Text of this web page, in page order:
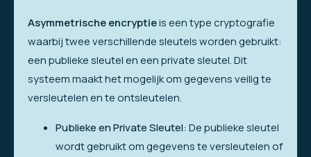
Asymmetrische encryptieis een type cryptografie
waarbij twee verschillende sleutels worden gebruikt:
een publieke sleutel en een private sleutel. Dit
systeem maakt het mogelijk om gegevens veilig te
versleutelen en te ontsleutelen.
Publieke en Private Sleutel: De publieke sleutel
wordt gebruikt om gegevens te versleutelen of